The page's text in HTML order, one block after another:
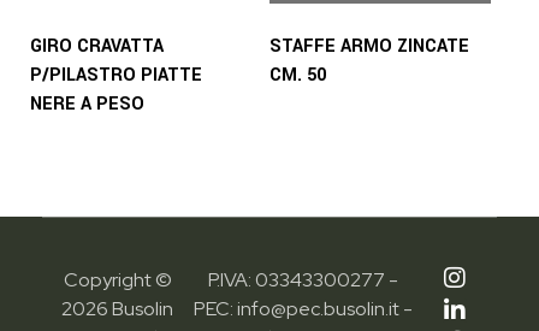
GIRO CRAVATTA
P/PILASTRO PIATTE
NERE A PESO
STAFFE ARMO ZINCATE
CM. 50
Copyright ©
2026 Busolin
P.IVA: 03343300277 -
PEC: info@pec.busolin.it -